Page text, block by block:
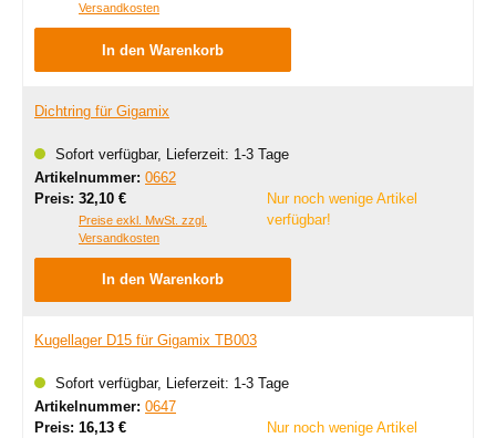
Versandkosten
In den Warenkorb
Dichtring für Gigamix
Sofort verfügbar, Lieferzeit: 1-3 Tage
Artikelnummer: 0662
Preis: Regulärer Preis:
32,10 €
Preise exkl. MwSt. zzgl.
Versandkosten
Nur noch wenige Artikel
verfügbar!
In den Warenkorb
Kugellager D15 für Gigamix TB003
Sofort verfügbar, Lieferzeit: 1-3 Tage
Artikelnummer: 0647
Preis: Regulärer Preis:
16,13 €
Nur noch wenige Artikel